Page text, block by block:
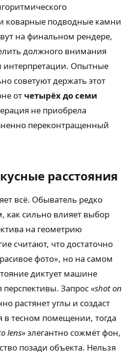
коварные подводные камни
на финальном рендере,
должного внимания
интерпретации. Опытные
советуют держать этот
от четырёх до семи
не приобрела
переконтращенный
расстояния
всё. Обыватель редко
как сильно влияет выбор
на геометрию
считают, что достаточно
фото», но на самом
диктует машине
Запрос«shot on
растянет углы и создаст
в тесном помещении, тогда
lens»элегантно сожмёт фон,
позади объекта. Нельзя